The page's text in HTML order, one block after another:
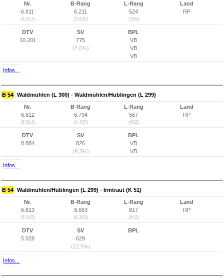
Nr.
6.811
(6.813)
B-Rang
6.211
(3.830)
L-Rang
524
(359)
Land
RP
DTV
10.201
SV
775
(7,6%)
BPL
VB
VB
VB
Infos...
B 54 Waldmühlen (L 300) - Waldmühlen/Hüblingen (L 299)
Nr.
6.812
(6.814)
B-Rang
6.794
(4.407)
L-Rang
567
(402)
Land
RP
DTV
8.884
SV
826
(9,3%)
BPL
VB
VB
Infos...
B 54 Waldmühlen/Hüblingen (L 299) - Irmtraut (K 51)
Nr.
6.813
(6.815)
B-Rang
8.663
(6.263)
L-Rang
817
(642)
Land
RP
DTV
5.028
SV
629
(12,5%)
BPL
Infos...